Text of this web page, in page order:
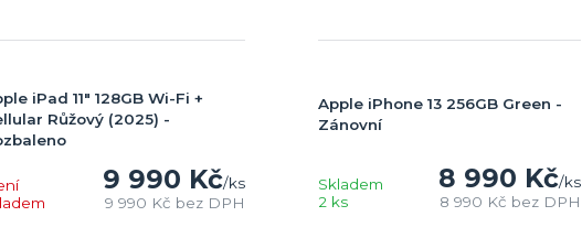
iPad 11" 128GB Wi-Fi +
Růžový (2025) -
9 990 Kč/ks
9 990 Kč bez DPH
Apple iPhone 13 256GB Green -
Zánovní
8 990 Kč/ks
8 990 Kč bez DPH
Skladem
2 ks